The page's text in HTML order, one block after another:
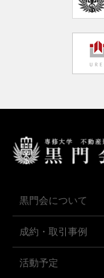
黒門会について
成約・取引事例
活動予定